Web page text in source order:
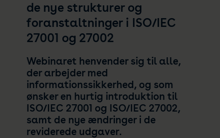
de nye strukturer og
foranstaltninger i ISO/IEC
27001 og 27002
Webinaret henvender sig til alle,
der arbejder med
informationssikkerhed, og som
ønsker en hurtig introduktion til
ISO/IEC 27001 og ISO/IEC 27002,
samt de nye ændringer i de
reviderede udgaver.